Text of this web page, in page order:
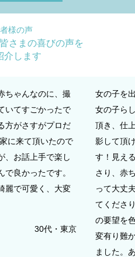
様の声
さまの喜びの声を
介します
ちゃんなのに、撮
いてすごかったで
方がさすがプロだ
に来て頂いたので
、お話上手で楽し
で良かったです。
麗で可愛く、大変
30代・東京
女の子を
女の子ら
頂き、仕
影して頂
す！見え
さり、赤
って大丈
てくださ
の要望を
変有り難
ました。